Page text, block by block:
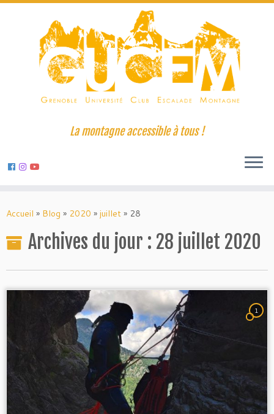
to
La montagne accessible à tous !
Accueil » Blog » 2020 » juillet » 28
Archives du jour : 28 juillet 2020
1